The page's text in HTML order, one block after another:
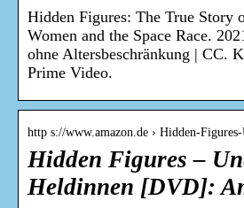
Hidden Figures: The True Story
Women and the Space Race.
ohne Altersbeschränkung | CC.
Prime Video.
http s://www.amazon.de › Hidden-
Hidden Figures –
Heldinnen [DVD]: